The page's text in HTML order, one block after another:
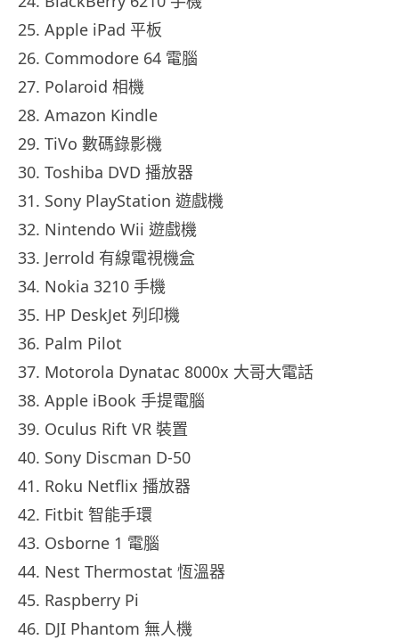
25. Apple iPad 平板
26. Commodore 64 電腦
27. Polaroid 相機
28. Amazon Kindle
29. TiVo 數碼錄影機
30. Toshiba DVD 播放器
31. Sony PlayStation 遊戲機
32. Nintendo Wii 遊戲機
33. Jerrold 有線電視機盒
34. Nokia 3210 手機
35. HP DeskJet 列印機
36. Palm Pilot
37. Motorola Dynatac 8000x 大哥大電話
38. Apple iBook 手提電腦
39. Oculus Rift VR 裝置
40. Sony Discman D-50
41. Roku Netflix 播放器
42. Fitbit 智能手環
43. Osborne 1 電腦
44. Nest Thermostat 恆溫器
45. Raspberry Pi
46. DJI Phantom 無人機